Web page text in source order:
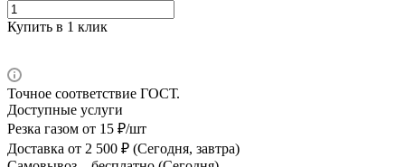
Купить в 1 клик
Точное соответствие ГОСТ.
Доступные услуги
Резка газом от 15 ₽/шт
Доставка от 2 500 ₽ (Сегодня, завтра)